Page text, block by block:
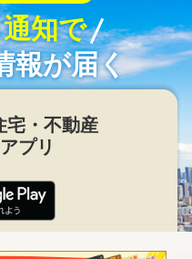
知で
報が届く
宅・不動産
アプリ